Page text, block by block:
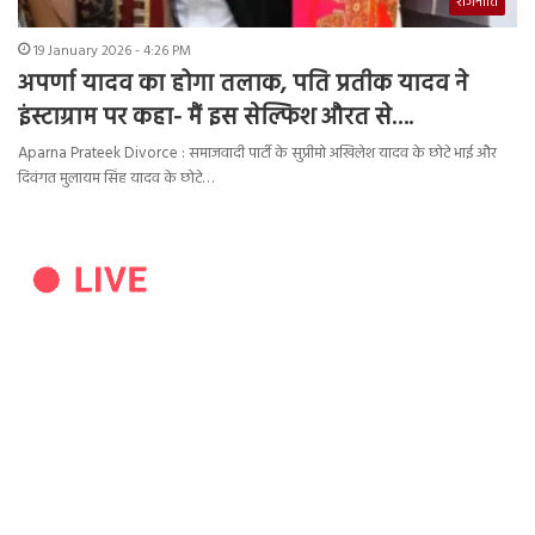
19 January 2026 - 4:26 PM
अपर्णा यादव का होगा तलाक, पति प्रतीक यादव ने
इंस्टाग्राम पर कहा- मैं इस सेल्फिश औरत से….
Aparna Prateek Divorce : समाजवादी पार्टी के सुप्रीमो अखिलेश यादव के छोटे भाई और
दिवंगत मुलायम सिंह यादव के छोटे…